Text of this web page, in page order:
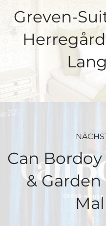
Greven-
Can
&